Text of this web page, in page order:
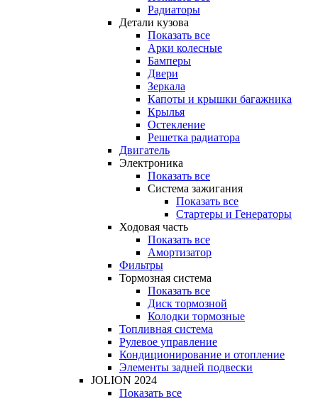
Радиаторы
Детали кузова
Показать все
Арки колесные
Бамперы
Двери
Зеркала
Капоты и крышки багажника
Крылья
Остекление
Решетка радиатора
Двигатель
Электроника
Показать все
Система зажигания
Показать все
Стартеры и Генераторы
Ходовая часть
Показать все
Амортизатор
Фильтры
Тормозная система
Показать все
Диск тормозной
Колодки тормозные
Топливная система
Рулевое управление
Кондиционирование и отопление
Элементы задней подвески
JOLION 2024
Показать все